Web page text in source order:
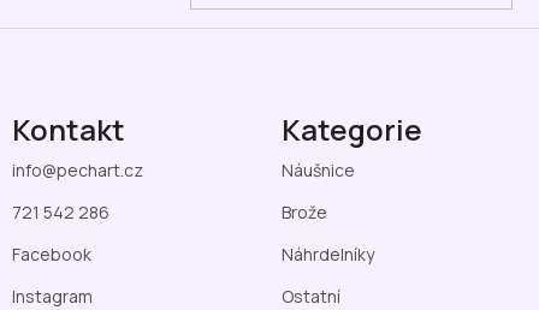
Kontakt
info@pechart.cz
721 542 286
Facebook
Instagram
Kategorie
Náušnice
Brože
Náhrdelníky
Ostatní